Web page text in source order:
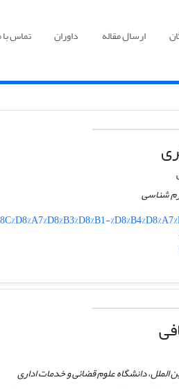
ارسال مقاله داوران تماس با
شناسی
الملل، دانشگاه علوم قضائی و خدمات اداری